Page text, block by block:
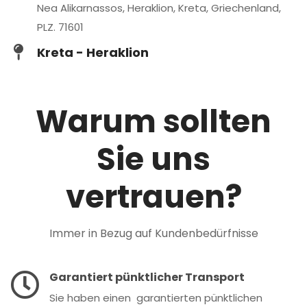
Nea Alikarnassos, Heraklion, Kreta, Griechenland,
PLZ. 71601
Kreta - Heraklion
Warum sollten
Sie uns
vertrauen?
Immer in Bezug auf Kundenbedürfnisse
Garantiert pünktlicher Transport
Sie haben einen garantierten pünktlichen